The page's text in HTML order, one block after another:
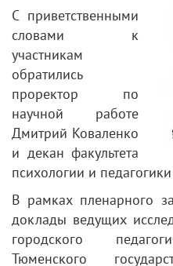
С приветственными
словами к
участникам
обратились
проректор по
научной работе
Дмитрий Коваленко
и декан факультета
психологии и
В рамках пленарного
доклады ведущих
городского
Тюменского